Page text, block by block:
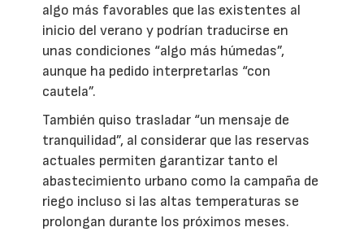
algo más favorables que las existentes al
inicio del verano y podrían traducirse en
unas condiciones “algo más húmedas”,
aunque ha pedido interpretarlas “con
cautela”.
También quiso trasladar “un mensaje de
tranquilidad”, al considerar que las reservas
actuales permiten garantizar tanto el
abastecimiento urbano como la campaña de
riego incluso si las altas temperaturas se
prolongan durante los próximos meses.